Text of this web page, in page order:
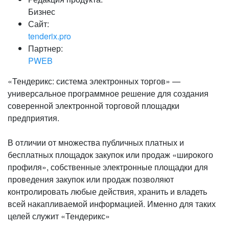
Бизнес
Сайт:
tenderix.pro
Партнер:
PWEB
«Тендерикс: система электронных торгов» —
универсальное программное решение для создания
соверенной электронной торговой площадки
предприятия.
В отличии от множества публичных платных и
бесплатных площадок закупок или продаж «широкого
профиля», собственные электронные площадки для
проведения закупок или продаж позволяют
контролировать любые действия, хранить и владеть
всей накапливаемой информацией. Именно для таких
целей служит «Тендерикс»